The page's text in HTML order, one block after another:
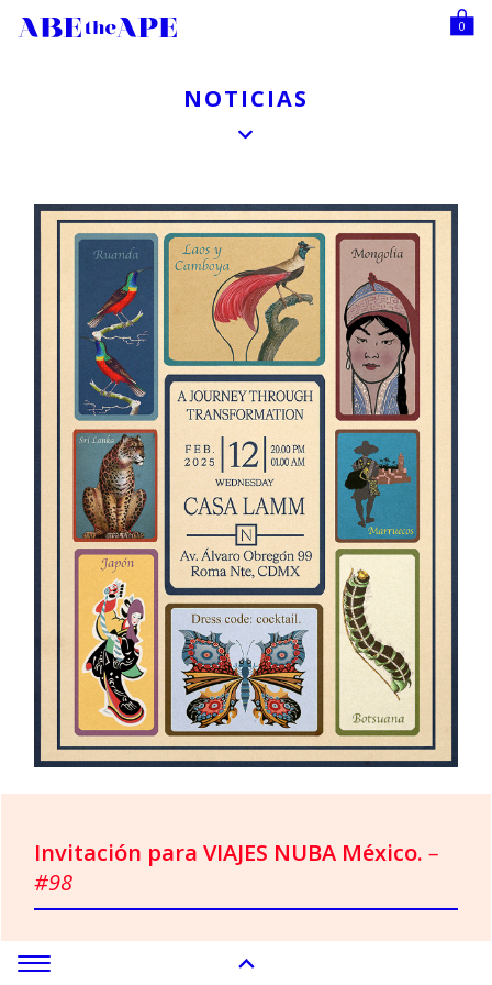
0
NOTICIAS
Invitación para VIAJES NUBA México. –
#98